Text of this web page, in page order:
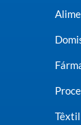
Têxtil